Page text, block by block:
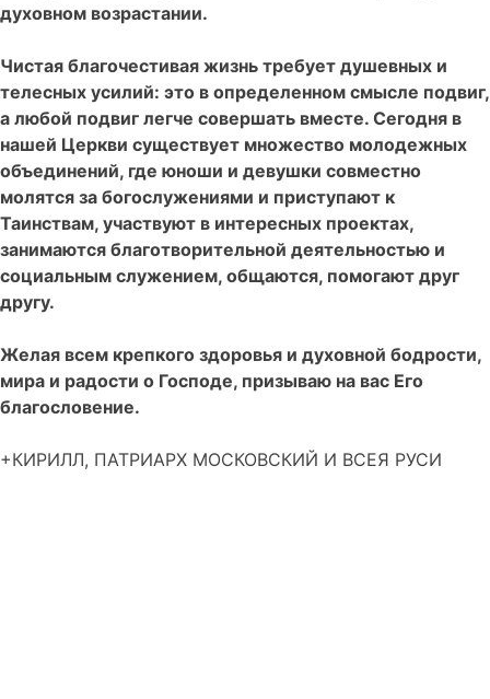
духовном возрастании.
Чистая благочестивая жизнь требует душевных и
телесных усилий: это в определенном смысле подвиг,
а любой подвиг легче совершать вместе. Сегодня в
нашей Церкви существует множество молодежных
объединений, где юноши и девушки совместно
молятся за богослужениями и приступают к
Таинствам, участвуют в интересных проектах,
занимаются благотворительной деятельностью и
социальным служением, общаются, помогают друг
другу.
Желая всем крепкого здоровья и духовной бодрости,
мира и радости о Господе, призываю на вас Его
благословение.
+КИРИЛЛ, ПАТРИАРХ МОСКОВСКИЙ И ВСЕЯ РУСИ